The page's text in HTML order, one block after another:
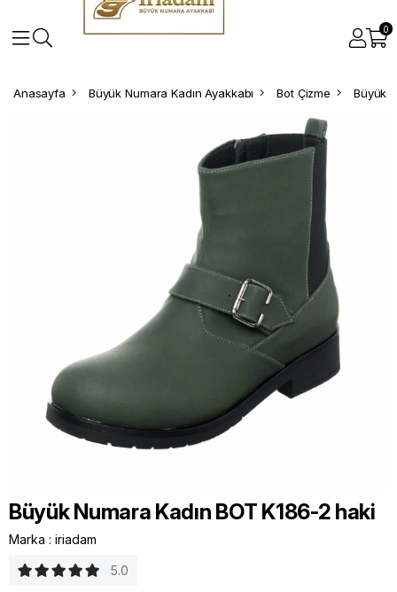
0
Anasayfa Büyük Numara Kadın Ayakkabı Bot Çizme Büyük
Büyük Numara Kadın BOT K186-2 haki
Marka : iriadam
5.0